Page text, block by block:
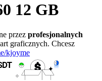
12 GB
przez profesjonalnych
graficznych. Chcesz
kjoyme